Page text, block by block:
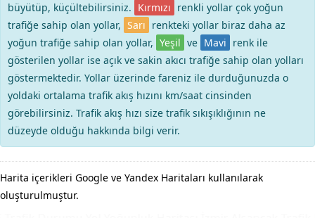
büyütüp, küçültebilirsiniz. Kırmızı renkli yollar çok yoğun
trafiğe sahip olan yollar, Sarı renkteki yollar biraz daha az
yoğun trafiğe sahip olan yollar, Yeşil ve Mavi renk ile
gösterilen yollar ise açık ve sakin akıcı trafiğe sahip olan yolları
göstermektedir. Yollar üzerinde fareniz ile durduğunuzda o
yoldaki ortalama trafik akış hızını km/saat cinsinden
görebilirsiniz. Trafik akış hızı size trafik sıkışıklığının ne
düzeyde olduğu hakkında bilgi verir.
Harita içerikleri Google ve Yandex Haritaları kullanılarak
oluşturulmuştur.